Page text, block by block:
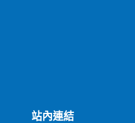
站內連結